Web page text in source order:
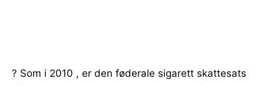
? Som i 2010 , er den føderale sigarett skattesats